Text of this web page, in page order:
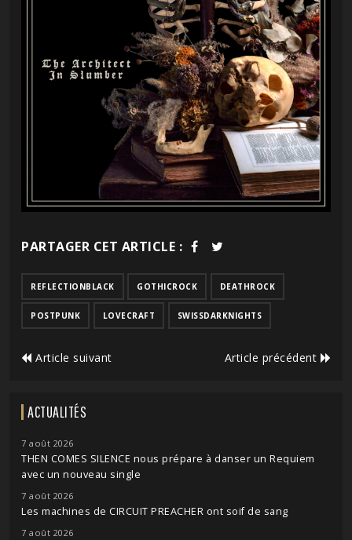
PARTAGER CET ARTICLE :
REFLECTIONBLACK GOTHICROCK DEATHROCK
POSTPUNK LOVECRAFT SWISSDARKNIGHTS
Article suivant Article précédent
ACTUALITÉS
7 août 2026
THEN COMES SILENCE nous prépare à danser un Requiem
avec un nouveau single
7 août 2026
Les machines de CIRCUIT PREACHER ont soif de sang
7 août 2026